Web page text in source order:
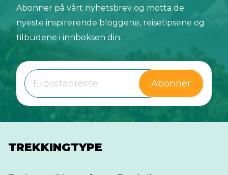
Abonner på vårt nyhetsbrev og motta de
nyeste inspirerende bloggene, reisetipsene og
tilbudene i innboksen din.
Abonner
TREKKINGTYPE